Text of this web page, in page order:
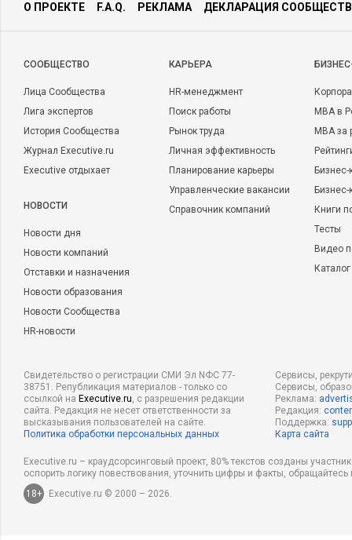
О ПРОЕКТЕ F.A.Q. РЕКЛАМА ДЕКЛАРАЦИЯ
CООБЩЕСТВО
Лица Сообщества
Лига экспертов
История Сообщества
Журнал Executive.ru
Executive отдыхает
НОВОСТИ
Новости дня
Новости компаний
Отставки и назначения
Новости образования
Новости Сообщества
HR-новости
КАРЬЕРА
HR-менеджмент
Поиск работы
Рынок труда
Личная эффективность
Планирование карьеры
Управленческие вакансии
Справочник компаний
MBA в
MBA
Бизнес-
Книги
Тесты
Видео
Свидетельство о регистрации СМИ Эл NФС 77-
38751. Републикация материалов - только со
ссылкой на Executive.ru, с разрешения редакции
сайта. Редакция не несет ответственности за
высказывания пользователей на сайте.
Политика обработки персональных данных
Сервисы,
Сервисы,
Реклама:
Редакция:
Поддержка:
Карта сайта
Executive.ru – краудсорсинговый проект, 80% текстов созданы
оспорить логику повествования, уточнить цифры и факты,
18+
Executive.ru © 2000 – 2026.